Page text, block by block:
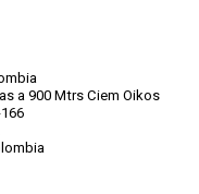
a 900 Mtrs Ciem Oikos